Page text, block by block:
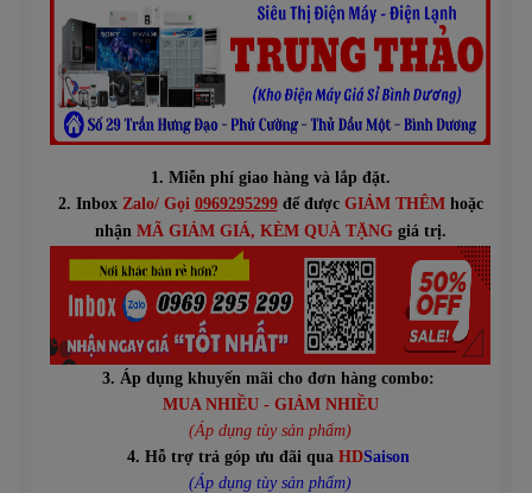
1. Miễn phí giao hàng và lắp đặt.
2. Inbox Zalo/ Gọi 0969295299để được GIẢM THÊMhoặc
nhận MÃ GIẢM GIÁ, KÈM QUÀ TẶNGgiá trị.
3. Áp dụng khuyến mãi cho đơn hàng combo:
MUA NHIỀU - GIẢM NHIỀU
(Áp dụng tùy sản phẩm)
4. Hỗ trợ trả góp ưu đãi qua HDSaison
(Áp dụng tùy sản phẩm)